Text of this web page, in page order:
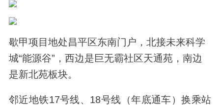
歇甲项目地处昌平区东南门户，北接未来科学
城“能源谷”，西边是巨无霸社区天通苑，南边
是新北苑板块。
邻近地铁17号线、18号线（年底通车）换乘站